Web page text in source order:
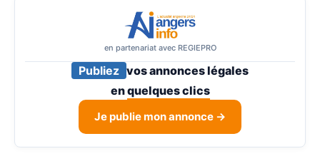
en partenariat avec REGIEPRO
Publiez vos annonces légales
enquelques clics
Je publie mon annonce →